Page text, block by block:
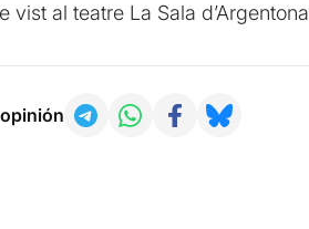
vist al teatre La Sala d’Argentona